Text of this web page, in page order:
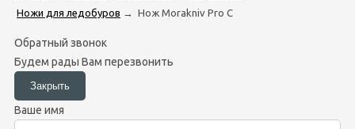
Ножи для ледобуров → Нож Morakniv Pro C
Обратный звонок
Будем рады Вам перезвонить
Ваше имя